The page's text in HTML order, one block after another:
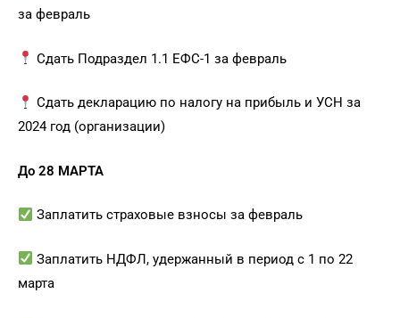
за февраль
Сдать Подраздел 1.1 ЕФС-1 за февраль
Сдать декларацию по налогу на прибыль и УСН за
2024 год (организации)
До 28 МАРТА
Заплатить страховые взносы за февраль
Заплатить НДФЛ, удержанный в период с 1 по 22
марта